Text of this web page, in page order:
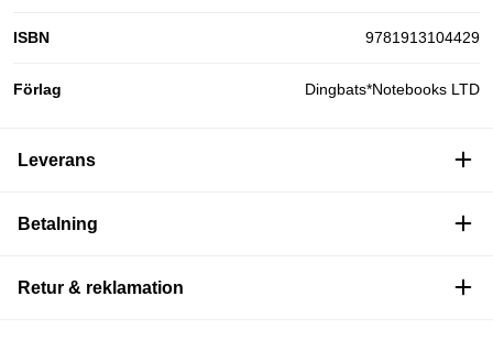
ISBN 9781913104429
Förlag Dingbats*Notebooks LTD
Leverans
Betalning
Retur & reklamation